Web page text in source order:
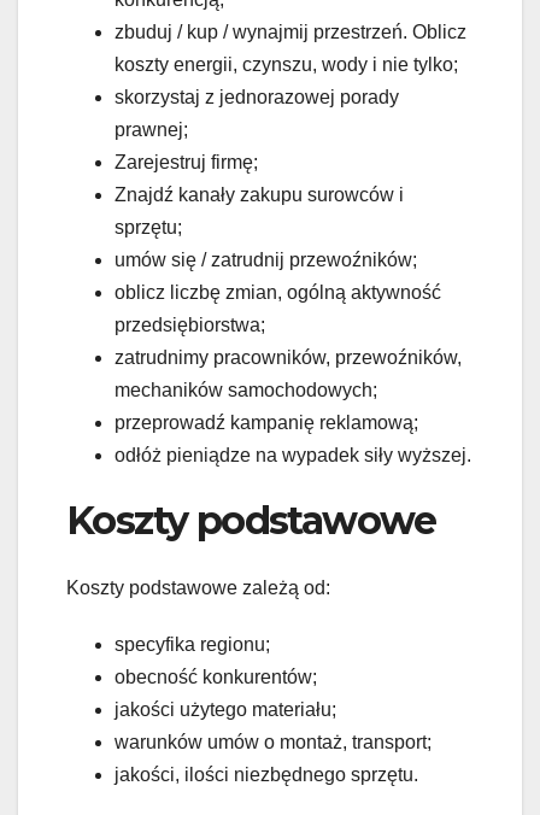
zbuduj / kup / wynajmij przestrzeń. Oblicz
koszty energii, czynszu, wody i nie tylko;
skorzystaj z jednorazowej porady
prawnej;
Zarejestruj firmę;
Znajdź kanały zakupu surowców i
sprzętu;
umów się / zatrudnij przewoźników;
oblicz liczbę zmian, ogólną aktywność
przedsiębiorstwa;
zatrudnimy pracowników, przewoźników,
mechaników samochodowych;
przeprowadź kampanię reklamową;
odłóż pieniądze na wypadek siły wyższej.
Koszty podstawowe
Koszty podstawowe zależą od:
specyfika regionu;
obecność konkurentów;
jakości użytego materiału;
warunków umów o montaż, transport;
jakości, ilości niezbędnego sprzętu.